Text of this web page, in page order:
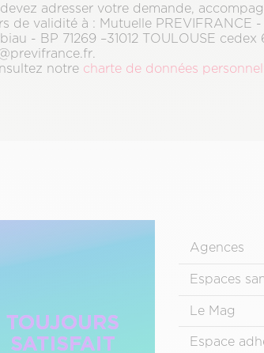
adresser votre demande,
de validité à : Mutuelle PREVIFRANCE
- BP 71269 –31012 TOULOUSE cedex
notre charte de données
Menu
de
principal
Agences
Espaces
Le Mag
Espace